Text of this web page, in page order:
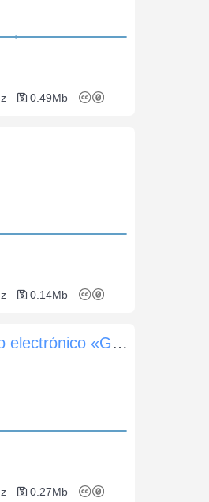
0.49Mb
0.14Mb
Notificación por correo electrónico «Gentle Ping»
0.27Mb